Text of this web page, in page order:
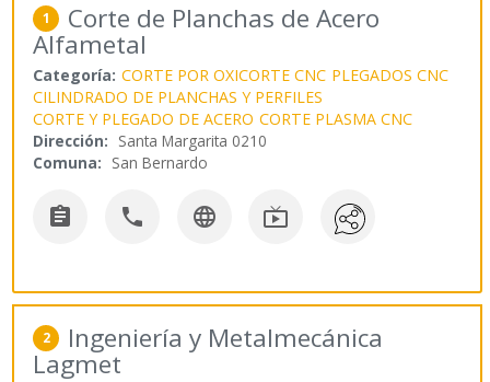
1 Corte de Planchas de Acero
Alfametal
Categoría: CORTE POR OXICORTE CNC PLEGADOS CNC
CILINDRADO DE PLANCHAS Y PERFILES
CORTE Y PLEGADO DE ACERO CORTE PLASMA CNC
Dirección: Santa Margarita 0210
Comuna: San Bernardo
   
2 Ingeniería y Metalmecánica
Lagmet